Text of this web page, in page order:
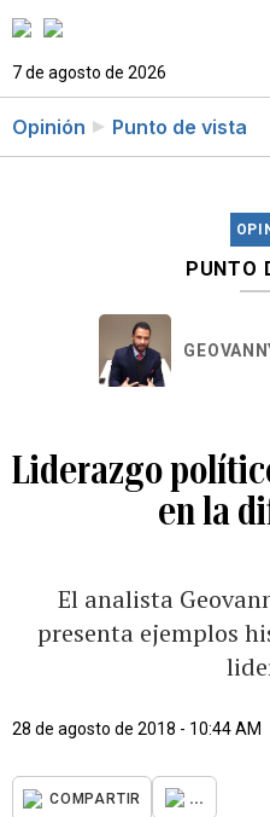
7 de agosto de 2026
Opinión Punto de vista
PUNTO
Liderazgo
en la
El analista
presenta ejemplos
28 de agosto de 2018 - 10:44 AM
COMPARTIR ...